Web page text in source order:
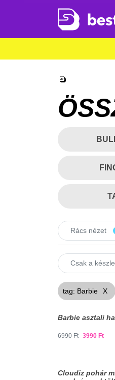
Rács nézet
Csak a
tag: Barbie X
Barbie asztali
6990 Ft 3990 Ft
Cloudiz pohár